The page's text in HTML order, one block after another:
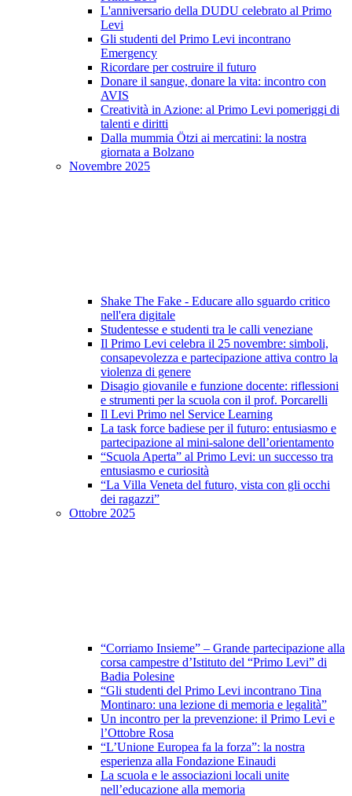
L'anniversario della DUDU celebrato al Primo
Levi
Gli studenti del Primo Levi incontrano
Emergency
Ricordare per costruire il futuro
Donare il sangue, donare la vita: incontro con
AVIS
Creatività in Azione: al Primo Levi pomeriggi di
talenti e diritti
Dalla mummia Ötzi ai mercatini: la nostra
giornata a Bolzano
Novembre 2025
Shake The Fake - Educare allo sguardo critico
nell'era digitale
Studentesse e studenti tra le calli veneziane
Il Primo Levi celebra il 25 novembre: simboli,
consapevolezza e partecipazione attiva contro la
violenza di genere
Disagio giovanile e funzione docente: riflessioni
e strumenti per la scuola con il prof. Porcarelli
Il Levi Primo nel Service Learning
La task force badiese per il futuro: entusiasmo e
partecipazione al mini-salone dell’orientamento
“Scuola Aperta” al Primo Levi: un successo tra
entusiasmo e curiosità
“La Villa Veneta del futuro, vista con gli occhi
dei ragazzi”
Ottobre 2025
“Corriamo Insieme” – Grande partecipazione alla
corsa campestre d’Istituto del “Primo Levi” di
Badia Polesine
“Gli studenti del Primo Levi incontrano Tina
Montinaro: una lezione di memoria e legalità”
Un incontro per la prevenzione: il Primo Levi e
l’Ottobre Rosa
“L’Unione Europea fa la forza”: la nostra
esperienza alla Fondazione Einaudi
La scuola e le associazioni locali unite
nell’educazione alla memoria